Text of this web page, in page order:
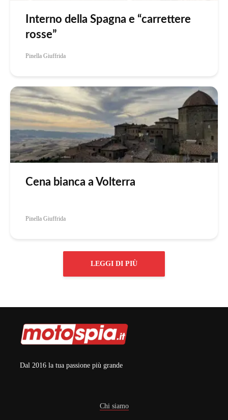
Interno della Spagna e “carrettere
rosse”
Pinella Giuffrida
Cena bianca a Volterra
Pinella Giuffrida
LEGGI DI PIÙ
Dal 2016 la tua passione più grande
Chi siamo